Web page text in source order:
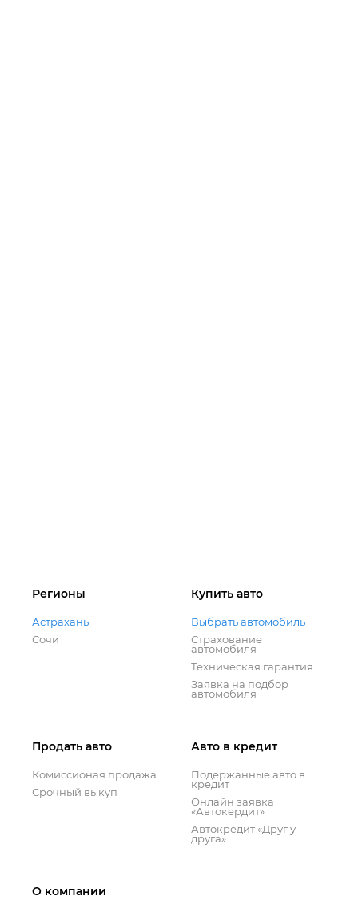
Регионы
Астрахань
Сочи
Купить авто
Выбрать автомобиль
Страхование
автомобиля
Техническая гарантия
Заявка на подбор
автомобиля
Продать авто
Комиссионая продажа
Срочный выкуп
Авто в кредит
Подержанные авто в
кредит
Онлайн заявка
«Автокердит»
Автокредит «Друг у
друга»
О компании